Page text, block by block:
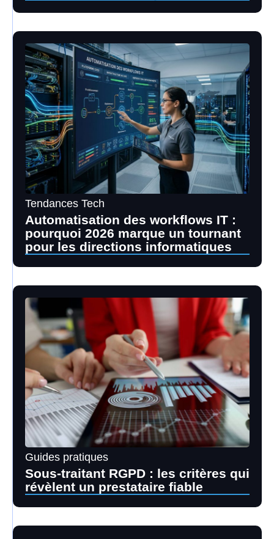
Tendances Tech
Automatisation des workflows IT :
pourquoi 2026 marque un tournant
pour les directions informatiques
Guides pratiques
Sous-traitant RGPD : les critères qui
révèlent un prestataire fiable